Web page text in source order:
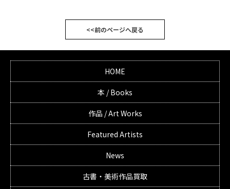
<<前のページへ戻る
HOME
本 / Books
作品 / Art Works
Featured Artists
News
古書・美術作品買取